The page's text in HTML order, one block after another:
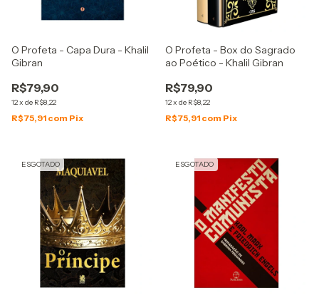
O Profeta - Capa Dura - Khalil
Gibran
R$79,90
12x de R$8,22
R$75,91 com Pix
O Profeta - Box do Sagrado
ao Poético - Khalil Gibran
R$79,90
12x de R$8,22
R$75,91 com Pix
ESGOTADO ESGOTADO